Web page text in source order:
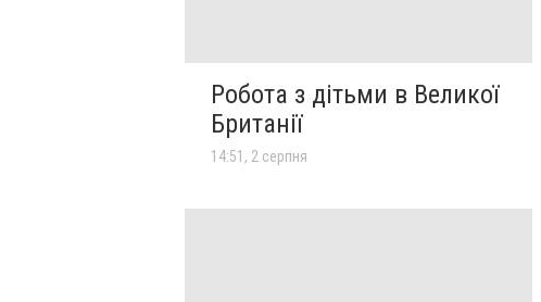
Робота з дітьми в Великої
Британії
14:51, 2 серпня